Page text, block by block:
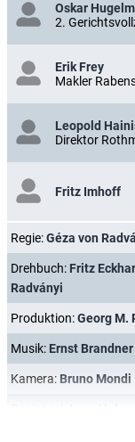
Oskar
2.
Erik Frey
Makler
Leopold
Direktor
Fritz Imhoff
Regie:Géza von
Drehbuch: Fritz
Radványi
Produktion:Georg M.
Musik: Ernst Brandner
Kamera: Bruno Mondi